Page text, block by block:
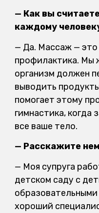
— Как вы
каждому
— Да. Массаж — это
профилактика. Мы
организм должен
выводить
помогает этому
гимнастика, когда
все ваше тело.
— Расскажите
— Моя супруга
детском саду с
хороший